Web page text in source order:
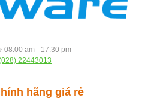
08:00 am - 17:30 pm
22443013
hãng giá rẻ